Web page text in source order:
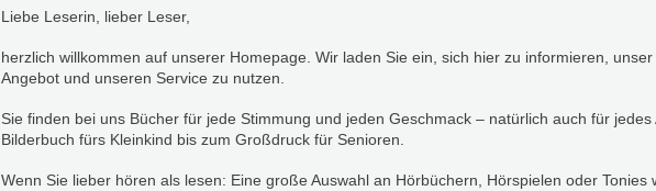
Liebe Leserin, lieber Leser,
herzlich willkommen auf unserer Homepage. Wir laden Sie ein, sich hier zu informieren,
Angebot und unseren Service zu nutzen.
Sie finden bei uns Bücher für jede Stimmung und jeden Geschmack – natürlich auch für jedes
Bilderbuch fürs Kleinkind bis zum Großdruck für Senioren.
Wenn Sie lieber hören als lesen: Eine große Auswahl an Hörbüchern, Hörspielen oder Tonies